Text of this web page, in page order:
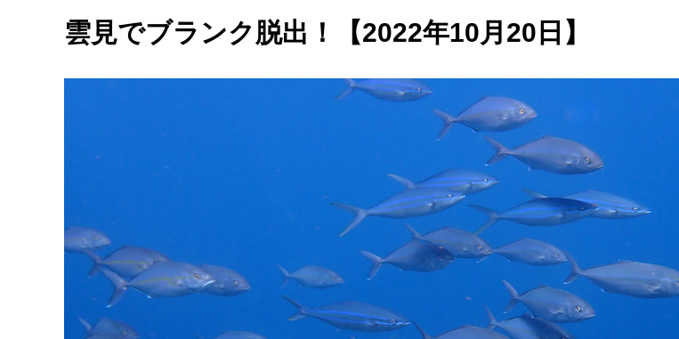
雲見でブランク脱出！【2022年10月20日】